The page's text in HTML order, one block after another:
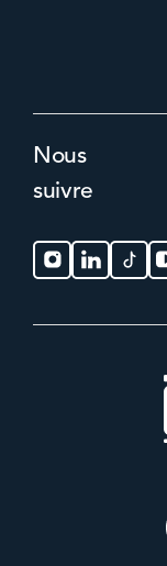
Nous
suivre